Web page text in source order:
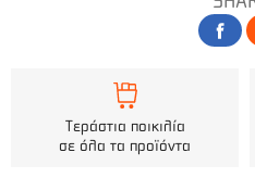
Τεράστια ποικιλία
σε όλα τα προϊόντα